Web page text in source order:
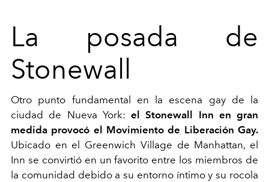
La posada de
Stonewall
Otro punto fundamental en la escena gay de la
ciudad de Nueva York: el Stonewall Inn en gran
medida provocó el Movimiento de Liberación Gay.
Ubicado en el Greenwich Village de Manhattan, el
Inn se convirtió en un favorito entre los miembros de
la comunidad debido a su entorno íntimo y su rocola